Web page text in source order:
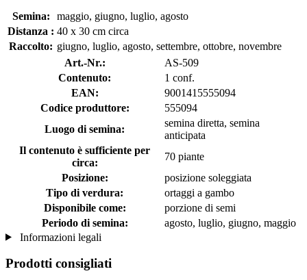
Semina:
maggio, giugno, luglio, agosto
Distanza : 40 x 30 cm circa
Raccolto: giugno, luglio, agosto, settembre, ottobre, novembre
Art.-Nr.:
AS-509
Contenuto:
1 conf.
EAN:
9001415555094
Codice produttore:
555094
Luogo di semina:
semina diretta, semina
anticipata
Il contenuto è sufficiente per
circa:
70 piante
Posizione:
posizione soleggiata
Tipo di verdura:
ortaggi a gambo
Disponibile come:
porzione di semi
Periodo di semina:
agosto, luglio, giugno, maggio
Informazioni legali
Prodotti consigliati